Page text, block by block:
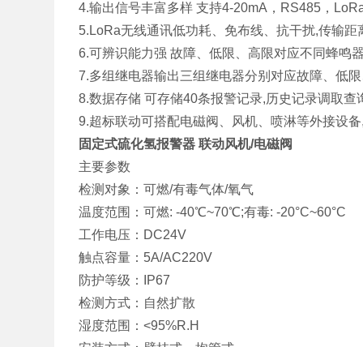
4.输出信号丰富多样 支持4-20mA，RS485，
5.LoRa无线通讯低功耗、免布线、抗干扰,传输距
6.可辨识能力强 故障、低限、高限对应不同蜂鸣
7.多组继电器输出三组继电器分别对应故障、低
8.数据存储 可存储40条报警记录,历史记录调取查
9.超标联动可搭配电磁阀、风机、喷淋等外接设
固定式硫化氢报警器 联动风机/电磁阀
主要参数
检测对象：可燃/有毒气体/氧气
温度范围：可燃: -40℃~70℃;有毒: -20°C~60°C
工作电压：DC24V
触点容量：5A/AC220V
防护等级：IP67
检测方式：自然扩散
湿度范围：<95%R.H